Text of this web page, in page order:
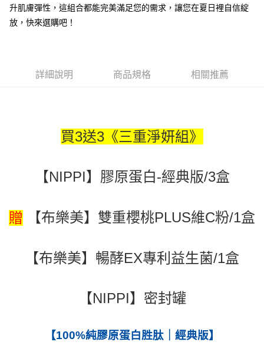
4.訂單成立30分鐘內，如未前往確認交易或遇審核未通過，訂單將自動取
消。如遇「轉專審核」未通過狀況，表示未達大哥付你分期系統評分，恕無
2.透過簡訊連結打開帳單後，可選擇「超商條碼／台灣大直營門市／銀行轉
用戶於交易時，得透過本服務購買商品或服務，並由商店將買賣／分期付款
買賣價金債權讓與本公司後，依約使用本公司帳單繳交帳款。
由本公司與您本人進行分期帳單所需資料之確認、核對及更正。
3.完整用戶服務條款，請詳閱以下連結：https://oppay.tw/userRule
付款後全家取貨
每筆NT$90，滿NT$1,700(含以上)免運費
付款後7-11取貨
每筆NT$90，滿NT$2,000(含以上)免運費
每筆NT$290
升肌膚彈性，這組合都能完美滿足您的需求，讓您在夏日裡自信綻
放，快來選購吧！
詳細說明 商品規格 相關推薦
買3送3《三重淨妍組》
【NIPPI】膠原蛋白-經典版/3盒
贈 【布樂美】 雙重櫻桃PLUS維C粉/1盒
【布樂美】 暢酵EX專利益生菌/1盒
【NIPPI】 密封罐
【100%純膠原蛋白胜肽｜經典版】